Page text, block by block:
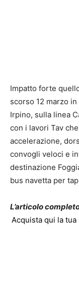
Impatto forte
scorso 12 marzo
Irpino, sulla linea
con i lavori Tav
accelerazione,
convogli veloci e
destinazione
bus navetta per
L’articolo
Acquista qui la tua